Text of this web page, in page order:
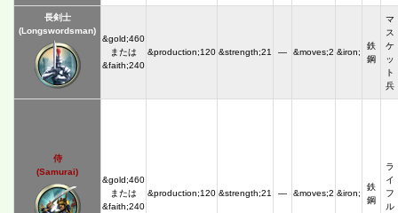
長剣士
(Longswordsman)
&gold;460
または
&faith;240
&production;120 &strength;21 ― &moves;2 &iron;
鉄
鋼
マ
ス
ケ
ッ
ト
兵
侍
(Samurai)
&gold;460
または
&faith;240
&production;120 &strength;21 ― &moves;2 &iron;
鉄
鋼
ラ
イ
フ
ル